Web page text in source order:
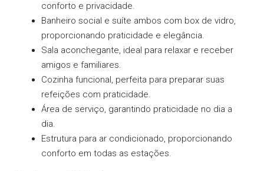
conforto e privacidade.
Banheiro social e suíte ambos com box de vidro,
proporcionando praticidade e elegância.
Sala aconchegante, ideal para relaxar e receber
amigos e familiares.
Cozinha funcional, perfeita para preparar suas
refeições com praticidade.
Área de serviço, garantindo praticidade no dia a
dia.
Estrutura para ar condicionado, proporcionando
conforto em todas as estações.